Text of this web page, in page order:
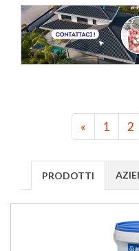
« 1 2
PRODOTTI